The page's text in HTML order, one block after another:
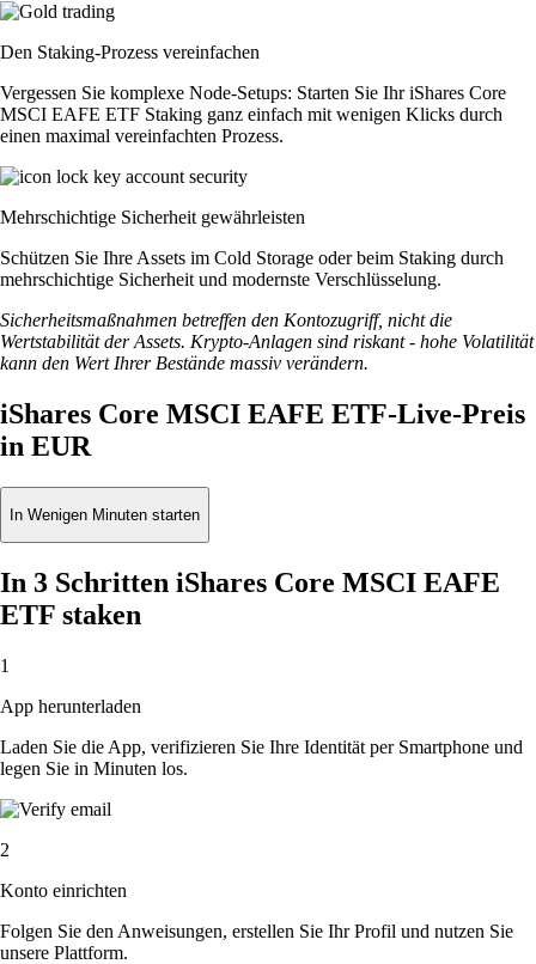
Den Staking-Prozess vereinfachen
Vergessen Sie komplexe Node-Setups: Starten Sie Ihr iShares Core
MSCI EAFE ETF Staking ganz einfach mit wenigen Klicks durch
einen maximal vereinfachten Prozess.
Mehrschichtige Sicherheit gewährleisten
Schützen Sie Ihre Assets im Cold Storage oder beim Staking durch
mehrschichtige Sicherheit und modernste Verschlüsselung.
Sicherheitsmaßnahmen betreffen den Kontozugriff, nicht die
Wertstabilität der Assets. Krypto-Anlagen sind riskant - hohe Volatilität
kann den Wert Ihrer Bestände massiv verändern.
iShares Core MSCI EAFE ETF-Live-Preis
in EUR
In Wenigen Minuten starten
In 3 Schritten iShares Core MSCI EAFE
ETF staken
1
App herunterladen
Laden Sie die App, verifizieren Sie Ihre Identität per Smartphone und
legen Sie in Minuten los.
2
Konto einrichten
Folgen Sie den Anweisungen, erstellen Sie Ihr Profil und nutzen Sie
unsere Plattform.